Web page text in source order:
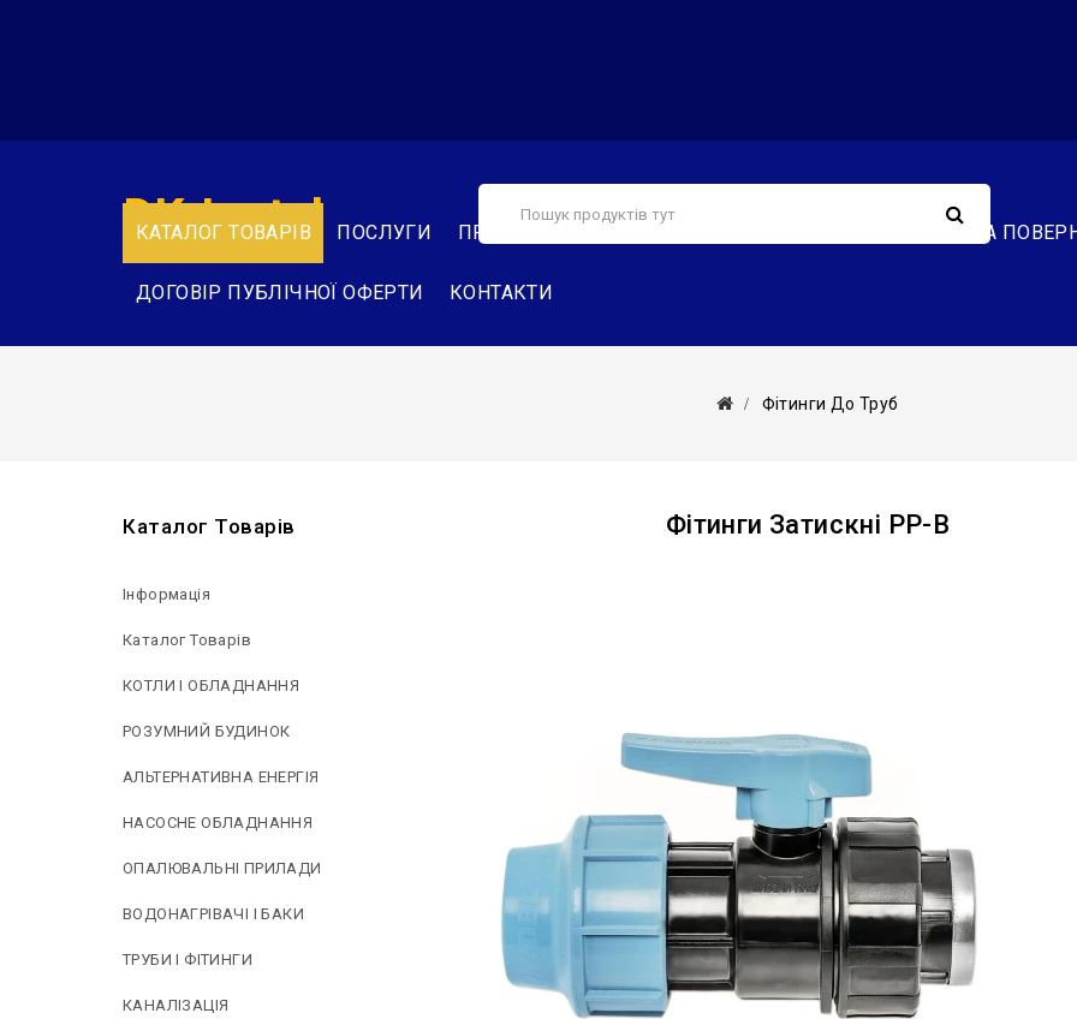
КАТАЛОГ ТОВАРІВ ПОСЛУГИ ПРО НАС ОБМІН ТА
ДОГОВІР ПУБЛІЧНОЇ ОФЕРТИ КОНТАКТИ
DK-Instal
Фітинги До Труб
Каталог Товарів
Інформація
Каталог Товарів
КОТЛИ І ОБЛАДНАННЯ
РОЗУМНИЙ БУДИНОК
АЛЬТЕРНАТИВНА ЕНЕРГІЯ
НAСОСНЕ ОБЛАДНАННЯ
ОПАЛЮВАЛЬНІ ПРИЛАДИ
ВОДОНАГРІВАЧІ І БАКИ
ТРУБИ І ФІТИНГИ
КАНАЛІЗАЦІЯ
Фітинги Затискні PP-B